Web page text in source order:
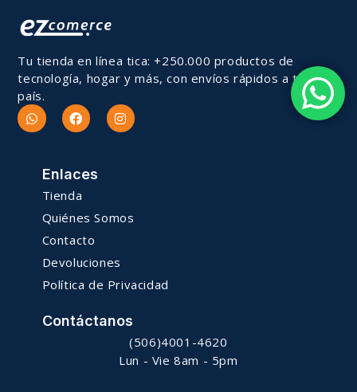
Tu tienda en línea tica: +250.000 productos de
tecnología, hogar y más, con envíos rápidos a todo el
país.
Enlaces
Tienda
Quiénes Somos
Contacto
Devoluciones
Política de Privacidad
Contáctanos
(506)4001-4620
Lun - Vie 8am - 5pm